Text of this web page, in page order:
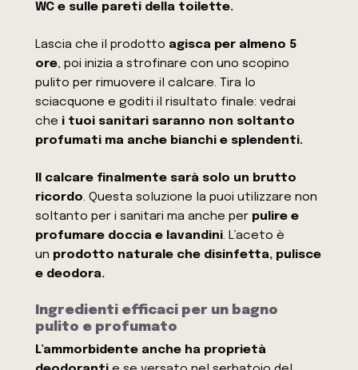
WC e sulle pareti della toilette.
Lascia che il prodotto agisca per almeno 5
ore, poi inizia a strofinare con uno scopino
pulito per rimuovere il calcare. Tira lo
sciacquone e goditi il risultato finale: vedrai
che i tuoi sanitari saranno non soltanto
profumati ma anche bianchi e splendenti.
Il calcare finalmente sarà solo un brutto
ricordo. Questa soluzione la puoi utilizzare non
soltanto per i sanitari ma anche per pulire e
profumare doccia e lavandini. L’aceto è
un prodotto naturale che disinfetta, pulisce
e deodora.
Ingredienti efficaci per un bagno
pulito e profumato
L’ammorbidente anche ha proprietà